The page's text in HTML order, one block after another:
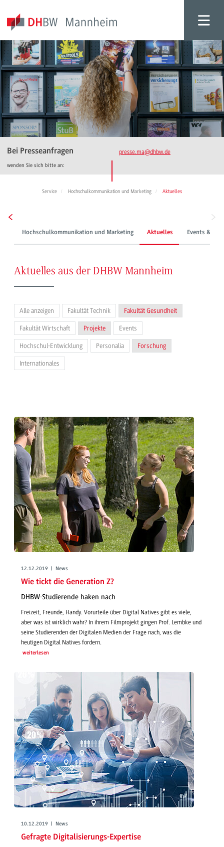
Bei Presseanfragen
wenden Sie sich bitte an:
presse.ma@dhbw.de
Service Hochschulkommunikation und Marketing Aktuelles
Hochschulkommunikation und Marketing Aktuelles Events &
Aktuelles aus der DHBW Mannheim
Alle anzeigen Fakultät Technik Fakultät Gesundheit
Fakultät Wirtschaft Projekte Events
Hochschul-Entwicklung Personalia Forschung
Internationales
12.12.2019 | News
Wie tickt die Generation Z?
DHBW-Studierende haken nach
Freizeit, Freunde, Handy. Vorurteile über Digital Natives gibt es viele,
aber was ist wirklich wahr? In ihrem Filmprojekt gingen Prof. Lembke und
seine Studierenden der Digitalen Medien der Frage nach, was die
heutigen Digital Natives fordern.
weiterlesen
10.12.2019 | News
Gefragte Digitalisierungs-Expertise